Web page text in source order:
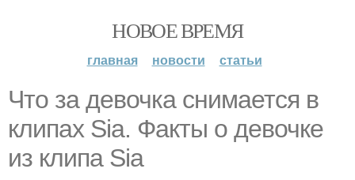
НОВОЕ ВРЕМЯ
главная новости статьи
Что за девочка снимается в
клипах Sia. Факты о девочке
из клипа Sia